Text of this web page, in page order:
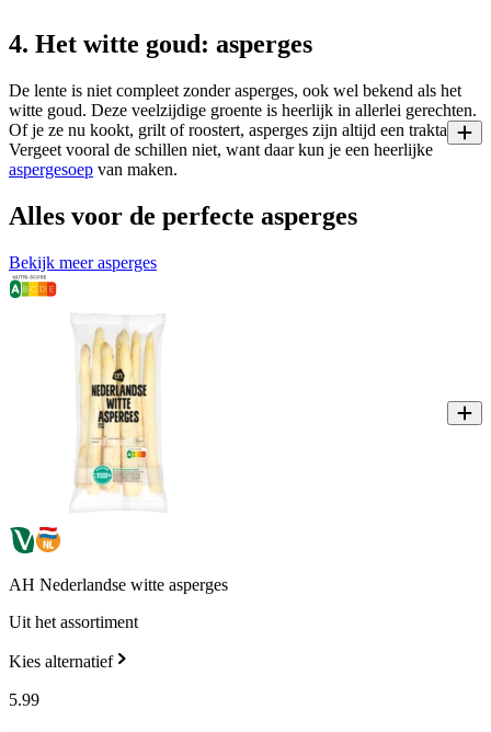
4. Het witte goud: asperges
De lente is niet compleet zonder asperges, ook wel bekend als het
witte goud. Deze veelzijdige groente is heerlijk in allerlei gerechten.
Of je ze nu kookt, grilt of roostert, asperges zijn altijd een traktatie.
Vergeet vooral de schillen niet, want daar kun je een heerlijke
aspergesoep van maken.
Alles voor de perfecte asperges
Bekijk meer asperges
AH Nederlandse witte asperges
Uit het assortiment
Kies alternatief
5.99